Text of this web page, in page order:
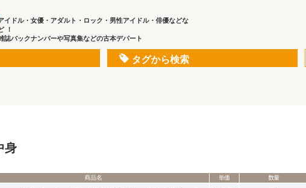
イドル・女優・アダルト・ロック・男性アイドル・俳優などな
！
誌バックナンバーや写真集などの古本デパート
タグから検索
身
商品名 単価 数量